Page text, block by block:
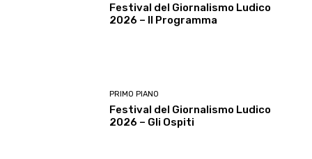
Festival del Giornalismo Ludico
2026 – Il Programma
PRIMO PIANO
Festival del Giornalismo Ludico
2026 – Gli Ospiti